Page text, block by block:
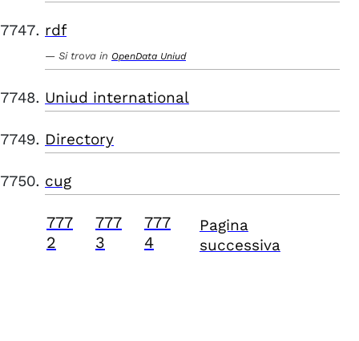
rdf
Si trova in OpenData Uniud
Uniud international
Directory
cug
777
2
777
3
777
4
Pagina
successiva